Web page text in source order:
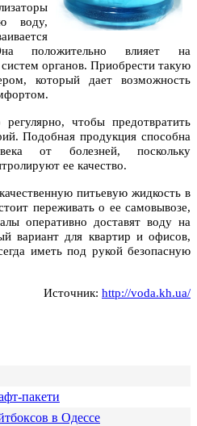
воду,
положительно влияет на
органов. Приобрести такую
который дает возможность
чтобы предотвратить
Подобная продукция способна
от болезней, поскольку
ее качество.
питьевую жидкость в
переживать о ее самовывозе,
оперативно доставят воду на
вариант для квартир и офисов,
иметь под рукой безопасную
Источник: http://voda.kh.ua/
пакети
в Одессе